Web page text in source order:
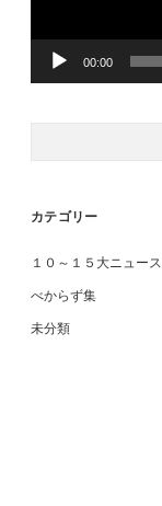
00:00
カテゴリー
１０～１５大ニュース
べからず集
未分類